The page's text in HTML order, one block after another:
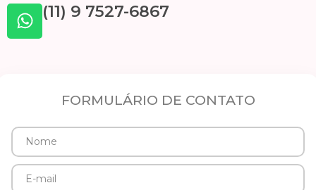
(11) 9 7527-6867
FORMULÁRIO DE CONTATO
Nome